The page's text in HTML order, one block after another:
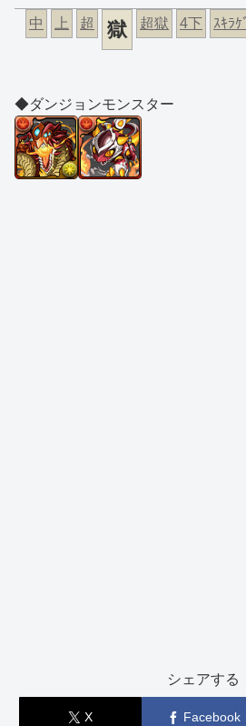
中 上 超 獄 超獄 4下 ｽｷﾗｹﾞ
◆ダンジョンモンスター
シェアする
X Facebook